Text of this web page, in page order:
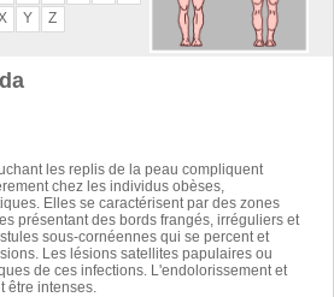
Y Z
les replis de la peau compliquent
chez les individus obèses,
Elles se caractérisent par des zones
présentant des bords frangés, irréguliers et
sous-cornéennes qui se percent et
Les lésions satellites papulaires ou
de ces infections. L'endolorissement et
être intenses.